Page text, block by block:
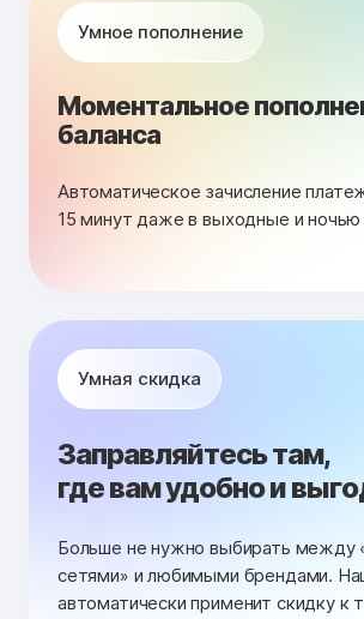
Умное пополнение
Моментальное
баланса
Автоматическое зачисление
15 минут даже в выходные и ночью
Умная скидка
Заправляйтесь там,
где вам удобно и
Больше не нужно выбирать между
сетями» и любимыми брендами.
автоматически применит скидку к